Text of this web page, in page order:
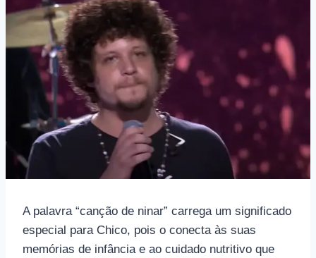
A palavra “canção de ninar” carrega um significado
especial para Chico, pois o conecta às suas
memórias de infância e ao cuidado nutritivo que